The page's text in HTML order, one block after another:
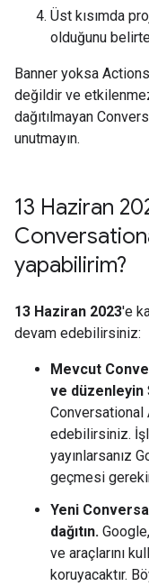
Üst kısımda
olduğunu
Banner yoksa
değildir ve
dağıtılmayan
unutmayın.
13 Haziran
yapabilirim?
13 Haziran 2023'e
devam edebilirsiniz:
Mevcut
ve düzenleyin
Conversational
edebilirsiniz.
yayınlarsanız
geçmesi
Yeni
dağıtın.
ve araçlarını
koruyacaktır.